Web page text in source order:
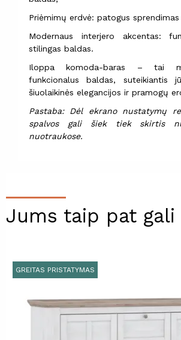
Priėmimų erdvė: patogus
Modernaus interjero akcentas:
stilingas baldas.
Iloppa komoda-baras – tai
funkcionalus baldas, suteikiantis
šiuolaikinės elegancijos ir pramogų
Pastaba: Dėl ekrano nustatymų
spalvos gali šiek tiek skirtis
nuotraukose.
Jums taip pat
GREITAS PRISTATYMAS